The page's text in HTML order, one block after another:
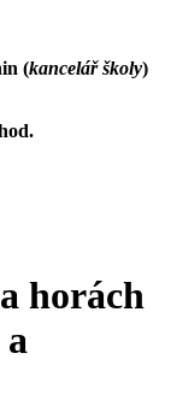
(kancelář školy)
horách